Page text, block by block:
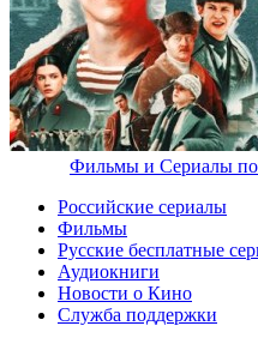
Фильмы и Сериалы
Российские сериалы
Фильмы
Русские бесплатные
Аудиокниги
Новости о Кино
Служба поддержки